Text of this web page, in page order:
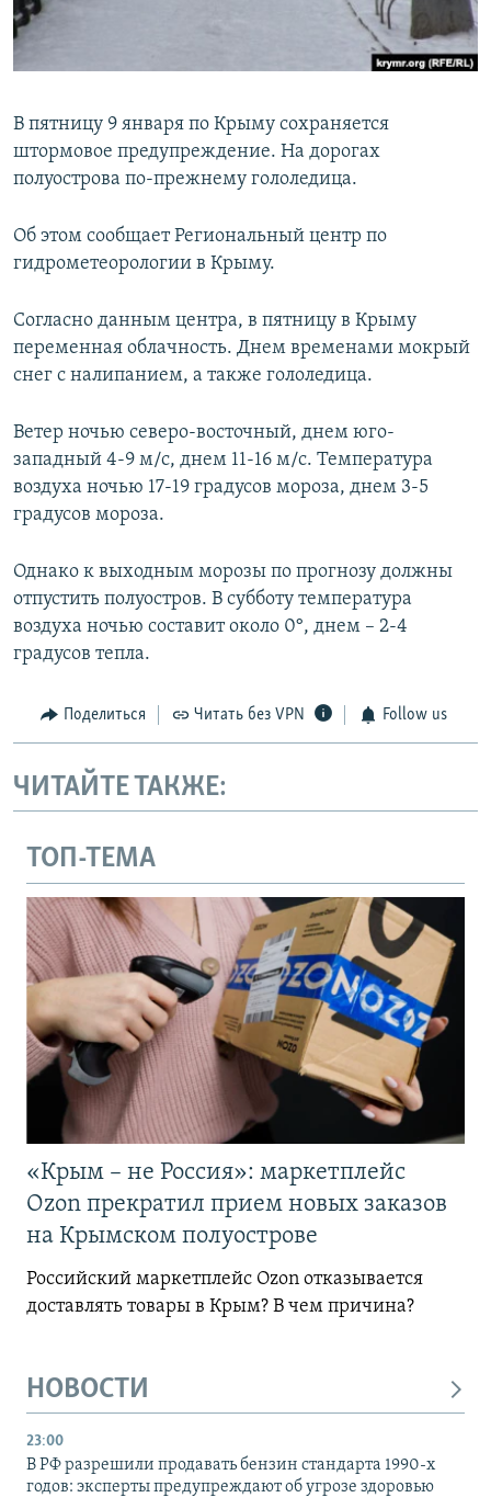
ПОБЕДИТЕЛЕЙ НЕ СУДЯТ?
УКРАИНСКАЯ ПРОБЛЕМА КРЫМА
ПРИСОЕДИНЯЙТЕСЬ!
Все сайты RFE/RL
В пятницу 9 января по Крыму сохраняется
штормовое предупреждение. На дорогах
полуострова по-прежнему гололедица.
Об этом сообщает Региональный центр по
гидрометеорологии в Крыму.
Согласно данным центра, в пятницу в Крыму
переменная облачность. Днем временами мокрый
снег с налипанием, а также гололедица.
Ветер ночью северо-восточный, днем юго-
западный 4-9 м/с, днем 11-16 м/с. Температура
воздуха ночью 17-19 градусов мороза, днем 3-5
градусов мороза.
Однако к выходным морозы по прогнозу должны
отпустить полуостров. В субботу температура
воздуха ночью составит около 0°, днем – 2-4
градусов тепла.
Поделиться Читать без VPN Follow us
ЧИТАЙТЕ ТАКЖЕ:
ТОП-ТЕМА
«Крым – не Россия»: маркетплейс
Ozon прекратил прием новых заказов
на Крымском полуострове
Российский маркетплейс Ozon отказывается
доставлять товары в Крым? В чем причина?
НОВОСТИ
23:00
В РФ разрешили продавать бензин стандарта 1990-х
годов: эксперты предупреждают об угрозе здоровью